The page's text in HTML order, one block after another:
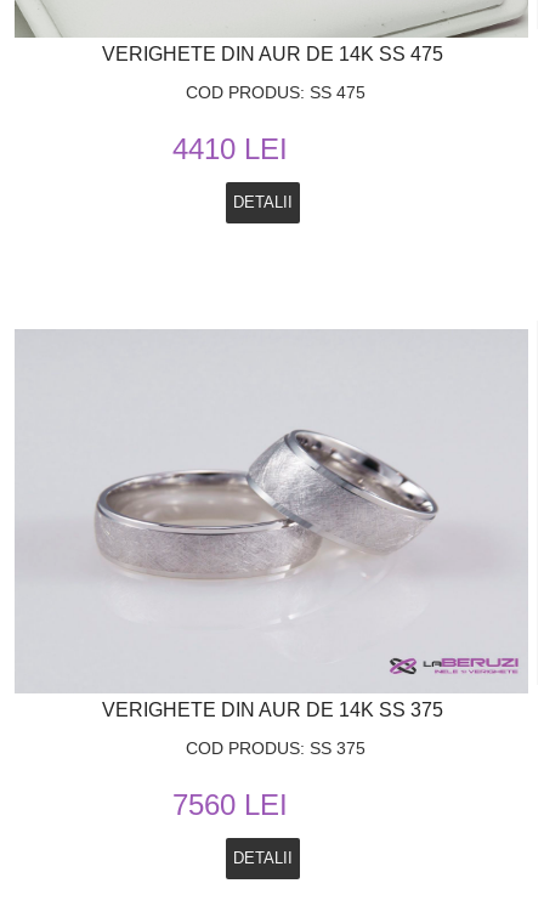
VERIGHETE DIN AUR DE 14K SS 475
COD PRODUS: SS 475
4410 LEI
DETALII
VERIGHETE DIN AUR DE 14K SS 375
COD PRODUS: SS 375
7560 LEI
DETALII